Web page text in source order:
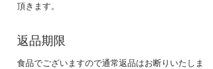
頂きます。
返品期限
食品でございますので通常返品はお断りいたしま